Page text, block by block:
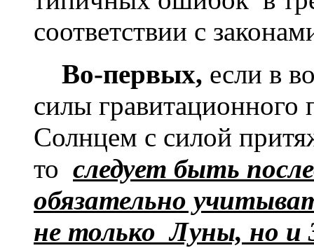
соответствии с
Во-первых, если в
силы
Солнцем с силой
то следует быть
обязательно
не только Луны, но и